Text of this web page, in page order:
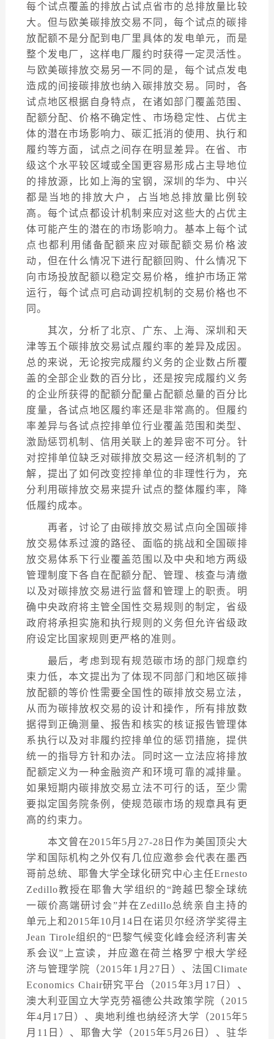
每个试点覆盖的排放占试点省市的总排放量比较
大。但与欧美碳排放交易不同，每个试点的碳排
放配额不是分配到电厂里具体的发电单元，而是
整个发电厂，这样电厂履约时获得一定灵活性。
与欧美碳排放交易另一不同的是，每个试点发电
造成的间接碳排放也纳入碳排放交易。同时，各
试点地区根据自身特点，在诸如部门覆盖范围、
配额分配、价格不确定性、市场稳定性、占优主
体的潜在市场影响力、碳汇抵消的使用、执行和
履约等方面，试点之间存在明显差异。在省、市
级这个水平较区域或全国更容易形成占主导地位
的排放源，比如上海的宝钢，深圳的华为、中兴
都是当地的排放大户，占当地总排放量比例较
高。每个试点都设计机制来应对这些大的占优主
体可能产生的潜在的市场影响力。基本上每个试
点也都利用储备配额来应对碳配额交易价格波
动，但在什么情况下进行配额回购、什么情况下
向市场投放配额以稳定交易价格，维护市场正常
运行，每个试点可启动调控机制的交易价格也不
同。
其次，分析了北京、广东、上海、深圳和天
津等五个碳排放交易试点履约率的差异及成因。
总的来说，无论按完成履约义务的企业数占所覆
盖的全部企业数的百分比，还是按完成履约义务
的企业所获得的配额分配量占配额总量的百分比
度量，各试点地区履约率还是非常高的。但履约
率差异与各试点控排单位行业覆盖范围和类型、
激励惩罚机制、信用关联上的差异密不可分。针
对控排单位缺乏对碳排放交易这一经济机制的了
解，提出了如何改变控排单位的非理性行为，充
分利用碳排放交易来提升试点的整体履约率，降
低履约成本。
再者，讨论了由碳排放交易试点向全国碳排
放交易体系过渡的路径、面临的挑战和全国碳排
放交易体系下行业覆盖范围以及中央和地方两级
管理制度下各自在配额分配、管理、核查与清缴
以及对碳排放交易进行监督和管理上的职责。明
确中央政府将主管全国性交易规则的制定，省级
政府将承担实施和执行规则的义务但允许省级政
府设定比国家规则更严格的准则。
最后，考虑到现有规范碳市场的部门规章约
束力低，本文提出为了体现不同部门和地区碳排
放配额的等价性需要全国性的碳排放交易立法，
从而为碳排放权交易的设计和操作，所有排放数
据得到正确测量、报告和核实的核证报告管理体
系执行以及对非履约控排单位的惩罚措施，提供
统一的指导方针和办法。同时这一立法应将排放
配额定义为一种金融资产和环境可靠的减排量。
如果短期内碳排放交易立法不可行的话，至少需
要拟定国务院条例，使规范碳市场的规章具有更
高的约束力。
本文曾在2015年5月27-28日作为美国顶尖大
学和国际机构之外仅有几位应邀参会代表在墨西
哥前总统、耶鲁大学全球化研究中心主任Ernesto
Zedillo教授在耶鲁大学组织的“跨越巴黎全球统
一碳价高端研讨会”并在Zedillo总统亲自主持的
单元上和2015年10月14日在诺贝尔经济学奖得主
Jean Tirole组织的“巴黎气候变化峰会经济利害关
系会议”上宣读，并应邀在荷兰格罗宁根大学经
济与管理学院（2015年1月27日）、法国Climate
Economics Chair研究平台（2015年3月17日）、
澳大利亚国立大学克劳福德公共政策学院（2015
年4月17日）、奥地利维也纳经济大学（2015年5
月11日）、耶鲁大学（2015年5月26日）、驻华